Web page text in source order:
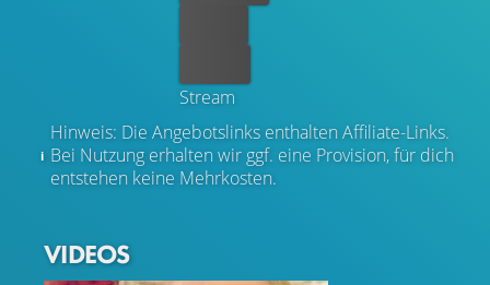
Stream
Hinweis: Die Angebotslinks enthalten Affiliate-Links.
Bei Nutzung erhalten wir ggf. eine Provision, für dich
entstehen keine Mehrkosten.
VIDEOS